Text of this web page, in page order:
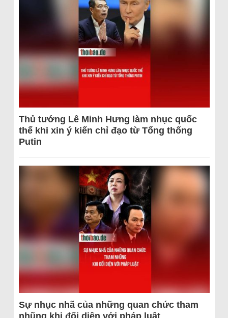
Thủ tướng Lê Minh Hưng làm nhục quốc
thể khi xin ý kiến chỉ đạo từ Tổng thống
Putin
Sự nhục nhã của những quan chức tham
nhũng khi đối diện với pháp luật